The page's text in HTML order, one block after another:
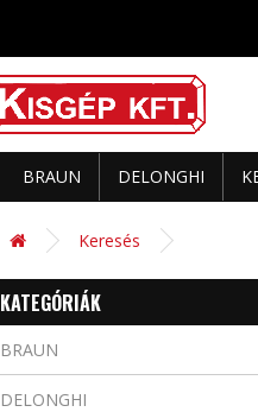
BRAUN DELONGHI
Keresés
KATEGÓRIÁK
BRAUN
DELONGHI